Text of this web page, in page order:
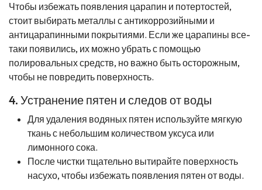
Чтобы избежать появления царапин и потертостей,
стоит выбирать металлы с антикоррозийными и
антицарапинными покрытиями. Если же царапины все-
таки появились, их можно убрать с помощью
полировальных средств, но важно быть осторожным,
чтобы не повредить поверхность.
4. Устранение пятен и следов от воды
Для удаления водяных пятен используйте мягкую
ткань с небольшим количеством уксуса или
лимонного сока.
После чистки тщательно вытирайте поверхность
насухо, чтобы избежать появления пятен от воды.